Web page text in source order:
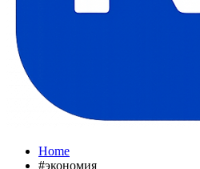
Home
#экономия